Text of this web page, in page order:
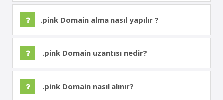
.pink Domain alma nasıl yapılır ?
.pink Domain uzantısı nedir?
.pink Domain nasıl alınır?